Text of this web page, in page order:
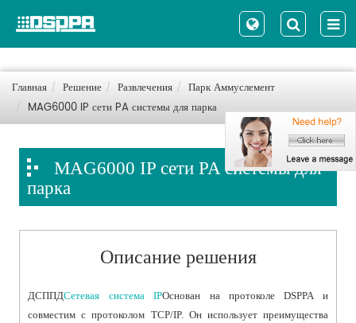
Главная Решение Развлечения
Парк Аммуслемент
MAG6000 IP сети PA системы для парка
MAG6000 IP сети PA системы для
парка
Описание решения
ДСППДСетевая система IPОснован на протоколе DSPPA и
совместим с протоколом TCP/IP. Он использует преимущества